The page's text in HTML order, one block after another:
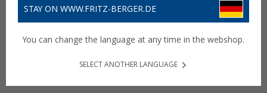
STAY ON WWW.FRITZ-BERGER.DE
You can change the language at any time in the webshop.
SELECT ANOTHER LANGUAGE